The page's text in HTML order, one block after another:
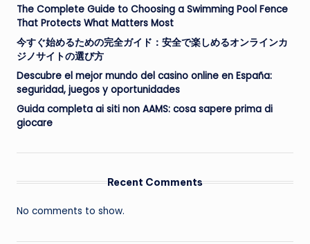
The Complete Guide to Choosing a Swimming Pool Fence
That Protects What Matters Most
今すぐ始めるための完全ガイド：安全で楽しめるオンラインカ
ジノサイトの選び方
Descubre el mejor mundo del casino online en España:
seguridad, juegos y oportunidades
Guida completa ai siti non AAMS: cosa sapere prima di
giocare
Recent Comments
No comments to show.